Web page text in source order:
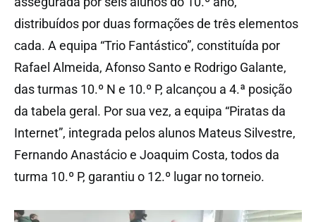
distribuídos por duas formações de três elementos
cada. A equipa “Trio Fantástico”, constituída por
Rafael Almeida, Afonso Santo e Rodrigo Galante,
das turmas 10.º N e 10.º P, alcançou a 4.ª posição
da tabela geral. Por sua vez, a equipa “Piratas da
Internet”, integrada pelos alunos Mateus Silvestre,
Fernando Anastácio e Joaquim Costa, todos da
turma 10.º P, garantiu o 12.º lugar no torneio.